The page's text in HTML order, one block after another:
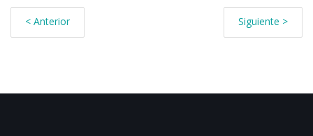
< Anterior Siguiente >